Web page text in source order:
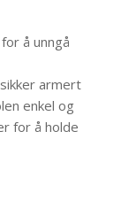
å unngå
armert
enkel og
for å holde